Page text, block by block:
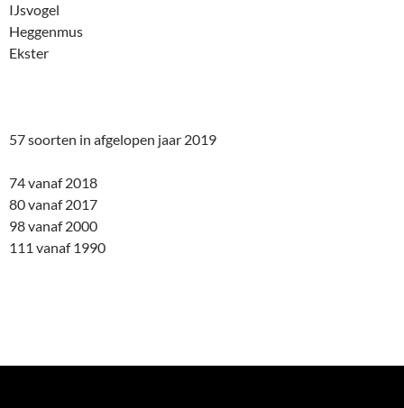
IJsvogel
Heggenmus
Ekster
57 soorten in afgelopen jaar 2019
74 vanaf 2018
80 vanaf 2017
98 vanaf 2000
111 vanaf 1990